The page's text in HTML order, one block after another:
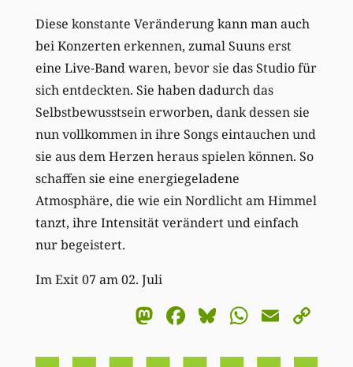
Diese konstante Veränderung kann man auch
bei Konzerten erkennen, zumal Suuns erst
eine Live-Band waren, bevor sie das Studio für
sich entdeckten. Sie haben dadurch das
Selbstbewusstsein erworben, dank dessen sie
nun vollkommen in ihre Songs eintauchen und
sie aus dem Herzen heraus spielen können. So
schaffen sie eine energiegeladene
Atmosphäre, die wie ein Nordlicht am Himmel
tanzt, ihre Intensität verändert und einfach
nur begeistert.
Im Exit 07 am 02. Juli
Mastodon
Facebook
BlueskyEmail